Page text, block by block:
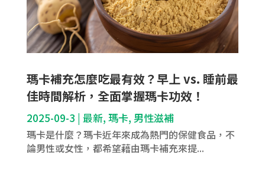
瑪卡補充怎麼吃最有效？早上 vs. 睡前最
佳時間解析，全面掌握瑪卡功效！
2025-09-3 | 最新, 瑪卡, 男性滋補
瑪卡是什麼？瑪卡近年來成為熱門的保健食品，不
論男性或女性，都希望藉由瑪卡補充來提...